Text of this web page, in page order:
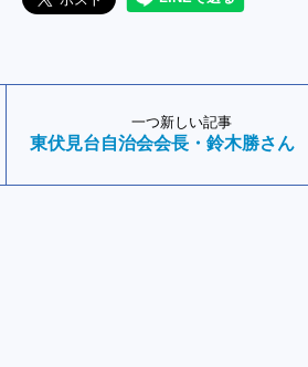
一つ新しい記事
東伏見台自治会会長・鈴木勝さん